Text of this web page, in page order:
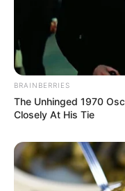
BRAINBERRIES
The Unhinged 1970
Closely At His Tie